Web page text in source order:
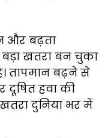
और बढ़ता
खतरा बन चुका
तापमान बढ़ने से
हवा की
दुनिया भर में